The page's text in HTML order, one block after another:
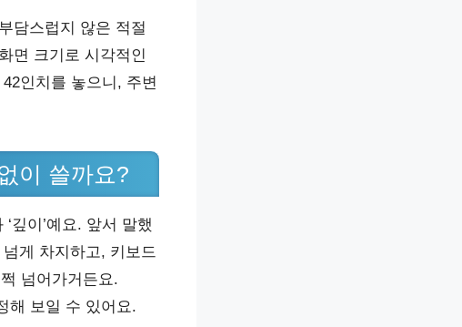
담스럽지 않은 적절
면 크기로 시각적인
인치를 놓으니, 주변
이 쓸까요?
깊이’예요. 앞서 말했
게 차지하고, 키보드
넘어가거든요.
해 보일 수 있어요.